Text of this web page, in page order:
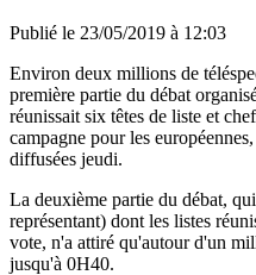
Publié le 23/05/2019 à 12:03
Environ deux millions de
première partie du débat
réunissait six têtes de liste et
campagne pour les
diffusées jeudi.
La deuxième partie du débat,
représentant) dont les listes
vote, n'a attiré qu'autour d'un
jusqu'à 0H40.